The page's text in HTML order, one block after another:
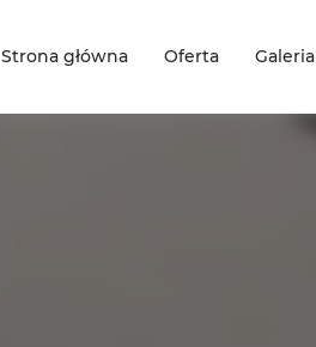
Strona główna Oferta Galeria